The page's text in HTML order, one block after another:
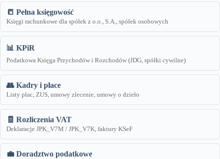
📒 Pełna księgowość
Księgi rachunkowe dla spółek z o.o., S.A., spółek osobowych
📊 KPiR
Podatkowa Księga Przychodów i Rozchodów (JDG, spółki cywilne)
👥 Kadry i płace
Listy płac, ZUS, umowy zlecenie, umowy o dzieło
🧾 Rozliczenia VAT
Deklaracje JPK_V7M / JPK_V7K, faktury KSeF
💼 Doradztwo podatkowe